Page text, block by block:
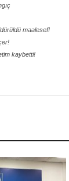
maalesef!
kaybetti!